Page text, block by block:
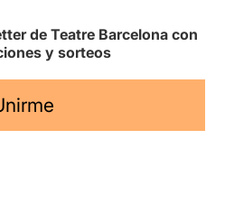
de Teatre Barcelona con
y sorteos